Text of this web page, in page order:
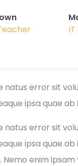
natus error sit
ipsa quae ab
natus error sit
ipsa quae
enim